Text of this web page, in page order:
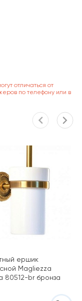
отличаться от
по телефону или в
ершик
Magliezza
80512-br бронза